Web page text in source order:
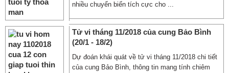
nhiều chuyển biến tích cực cho ...
Tử vi tháng 11/2018 của cung Bảo Bình
(20/1 - 18/2)
Dự đoán khái quát về tử vi tháng 11/2018 chi tiết
của cung Bảo Bình, thông tin mang tính chiêm